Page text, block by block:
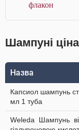
флакон
Шампуні
Назва
Капсиол шампунь
мл 1 туба
Weleda Шампунь